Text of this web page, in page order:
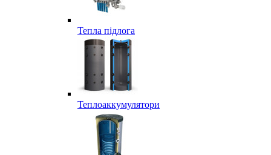
Тепла підлога
Теплоаккумулятори